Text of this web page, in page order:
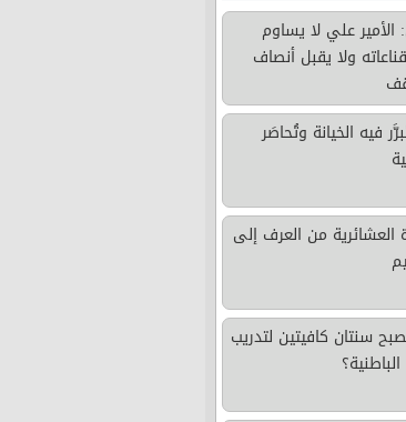
علي لا يساوم
ولا يقبل أنصاف
فيه الخيانة وتُحاصَر
العشائرية من العرف إلى
سنتان كافيتين لتدريب